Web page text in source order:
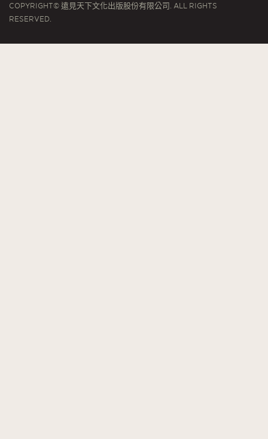
COPYRIGHT© 遠見天下文化出版股份有限公司. ALL RIGHTS
RESERVED.